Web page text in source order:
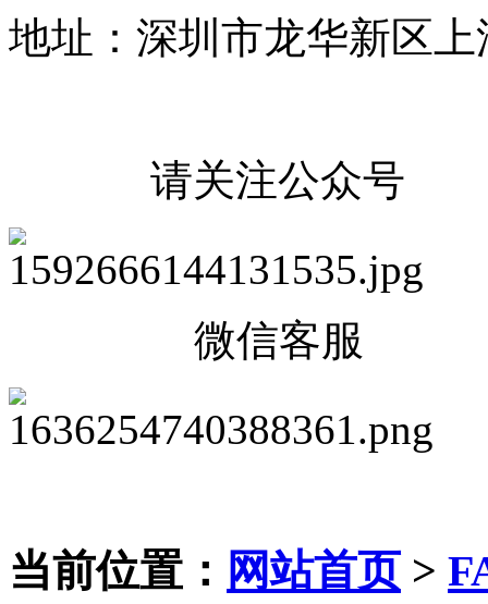
地址：深圳市龙华新区
请关注公众号
微信客服
当前位置： 网站首页>